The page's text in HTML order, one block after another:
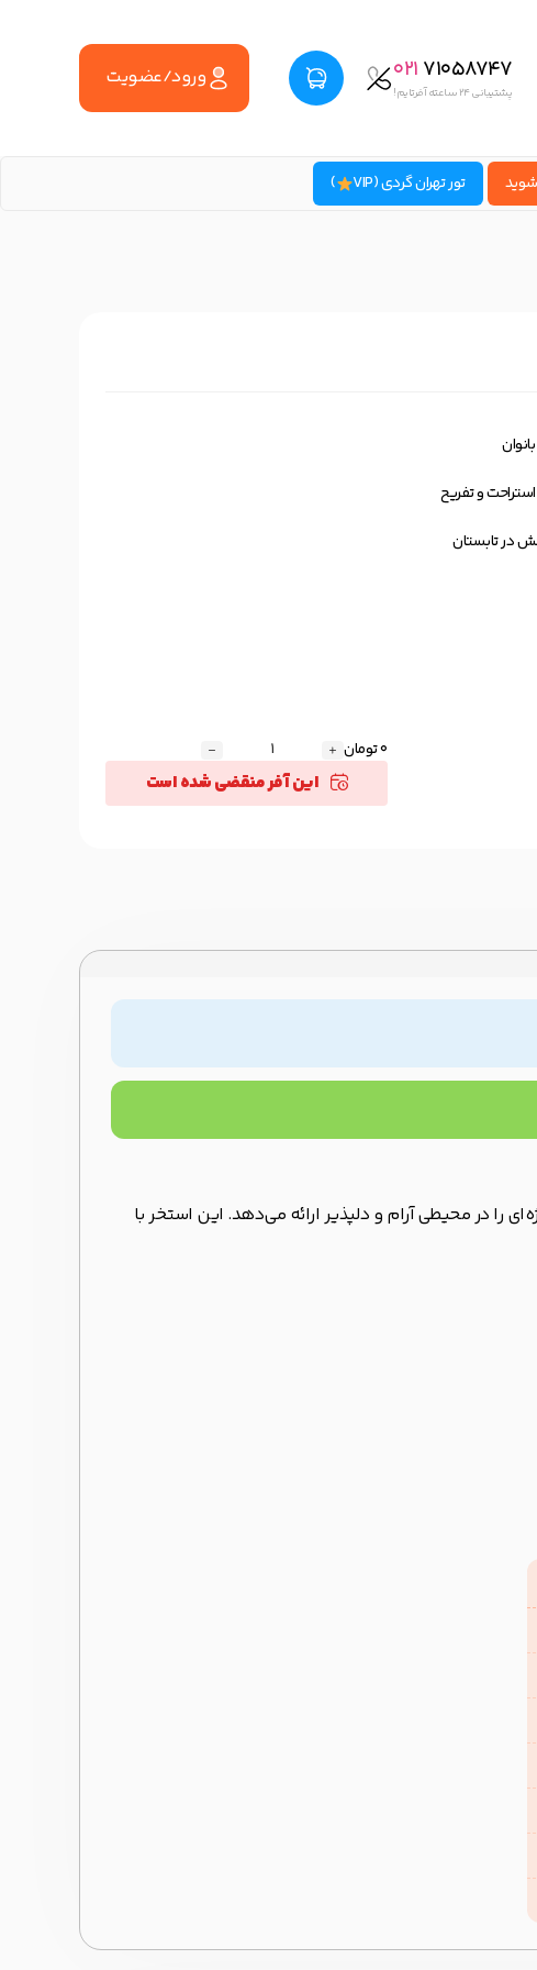
021 71058747
پشتیبانی ۲۴ ساعته آفرتایم!
ورود/عضویت
تور تهران گردی (VIP )
و تفریح
در تابستان
0 تومان
این آفر منقضی شده است
را در محیطی آرام و دلپذیر ارائه می‌دهد. این استخر با